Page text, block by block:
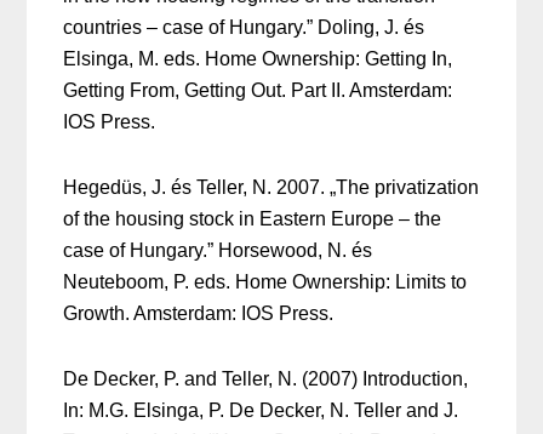
countries – case of Hungary.” Doling, J. és
Elsinga, M. eds. Home Ownership: Getting In,
Getting From, Getting Out. Part II. Amsterdam:
IOS Press.
Hegedüs, J. és Teller, N. 2007. „The privatization
of the housing stock in Eastern Europe – the
case of Hungary.” Horsewood, N. és
Neuteboom, P. eds. Home Ownership: Limits to
Growth. Amsterdam: IOS Press.
De Decker, P. and Teller, N. (2007) Introduction,
In: M.G. Elsinga, P. De Decker, N. Teller and J.